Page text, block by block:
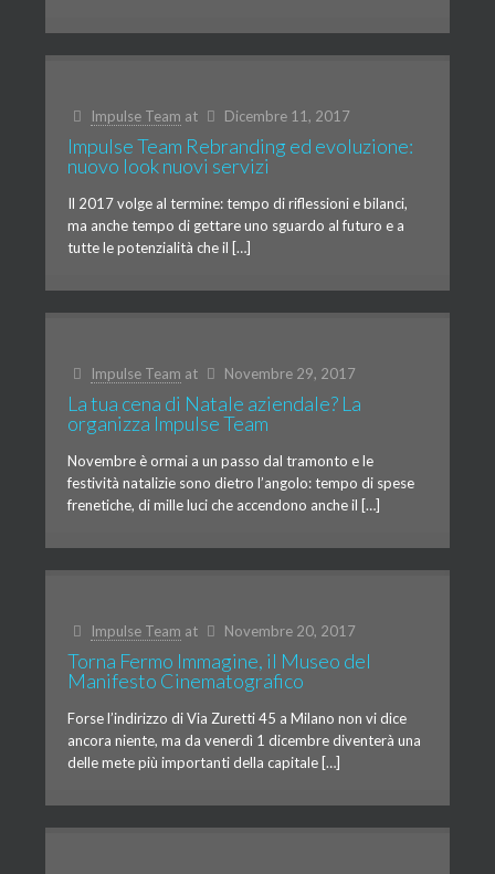
Impulse Team at Dicembre 11, 2017
Impulse Team Rebranding ed evoluzione:
nuovo look nuovi servizi
Il 2017 volge al termine: tempo di riflessioni e bilanci,
ma anche tempo di gettare uno sguardo al futuro e a
tutte le potenzialità che il […]
Impulse Team at Novembre 29, 2017
La tua cena di Natale aziendale? La
organizza Impulse Team
Novembre è ormai a un passo dal tramonto e le
festività natalizie sono dietro l’angolo: tempo di spese
frenetiche, di mille luci che accendono anche il […]
Impulse Team at Novembre 20, 2017
Torna Fermo Immagine, il Museo del
Manifesto Cinematografico
Forse l’indirizzo di Via Zuretti 45 a Milano non vi dice
ancora niente, ma da venerdì 1 dicembre diventerà una
delle mete più importanti della capitale […]